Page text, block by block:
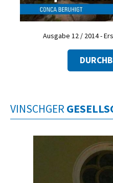
Ausgabe 12 / 2014 -
VINSCHGER